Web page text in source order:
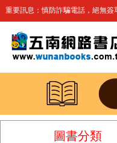
重要訊息：慎防詐騙電話，絕無
圖書分類